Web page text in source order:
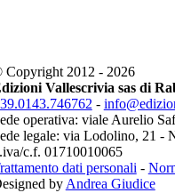
Copyright 2012 - 2026
Vallescrivia sas di
-
operativa: viale Aurelio
legale: via Lodolino, 21 -
c.f. 01710010065
dati personali-
byAndrea Giudice